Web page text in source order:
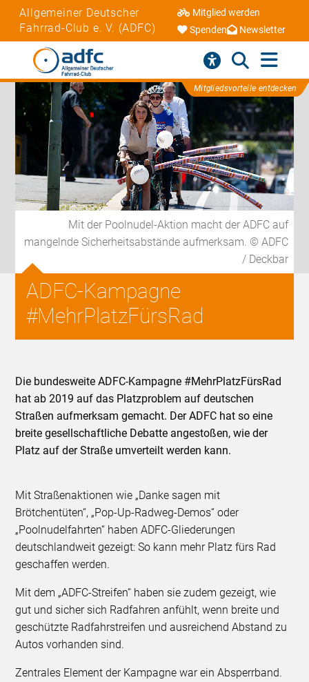
Allgemeiner Deutscher
Fahrrad-Club e. V. (ADFC)
Mitglied werden
Spenden
Newsletter
Mitgliedsvorteile entdecken
Mit der Poolnudel-Aktion macht der ADFC auf
mangelnde Sicherheitsabstände aufmerksam. © ADFC
/ Deckbar
ADFC-Kampagne
#MehrPlatzFürsRad
Die bundesweite ADFC-Kampagne #MehrPlatzFürsRad
hat ab 2019 auf das Platzproblem auf deutschen
Straßen aufmerksam gemacht. Der ADFC hat so eine
breite gesellschaftliche Debatte angestoßen, wie der
Platz auf der Straße umverteilt werden kann.
Mit Straßenaktionen wie „Danke sagen mit
Brötchentüten“, „Pop-Up-Radweg-Demos“ oder
„Poolnudelfahrten“ haben ADFC-Gliederungen
deutschlandweit gezeigt: So kann mehr Platz fürs Rad
geschaffen werden.
Mit dem „ADFC-Streifen“ haben sie zudem gezeigt, wie
gut und sicher sich Radfahren anfühlt, wenn breite und
geschützte Radfahrstreifen und ausreichend Abstand zu
Autos vorhanden sind.
Zentrales Element der Kampagne war ein Absperrband.